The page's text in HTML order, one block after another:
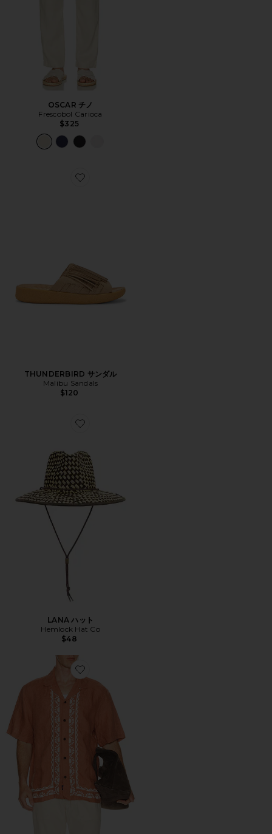
OSCAR チノ
Frescobol Carioca
$325
Favorite THUNDERBIRD サンダル
THUNDERBIRD サンダル
Malibu Sandals
$120
Favorite LANA ハット
LANA ハット
Hemlock Hat Co
$48
Favorite シャツ